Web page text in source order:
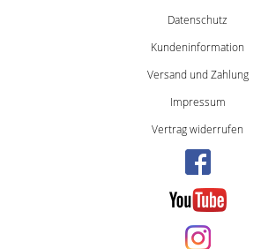
Datenschutz
Kundeninformation
Versand und Zahlung
Impressum
Vertrag widerrufen